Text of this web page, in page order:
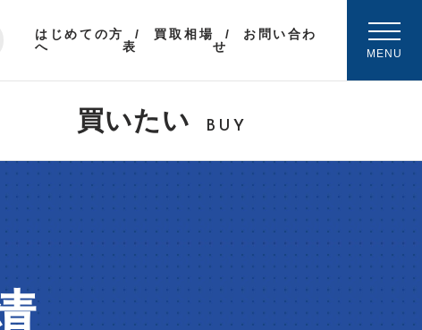
はじめての方
へ
買取相場
表
お問い合わ
せ
MENU
買いたい BUY